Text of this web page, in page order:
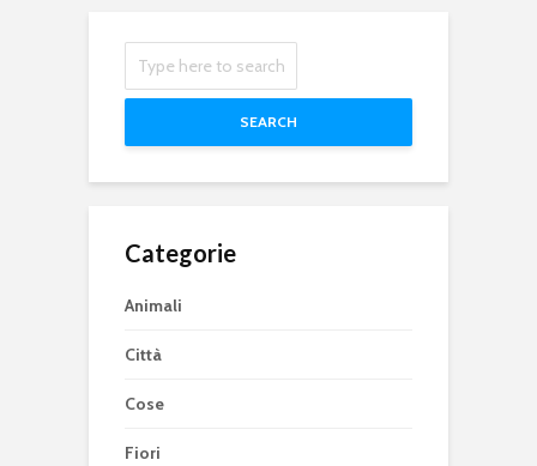
SEARCH
Categorie
Animali
Città
Cose
Fiori